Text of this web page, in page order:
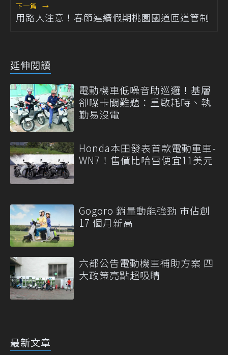
下一篇 →
用路人注意！春節連續假期桃園國道匝道管制
延伸閱讀
電動機車低噪音助巡邏！基層
卻曝卡關難題：重啟耗時、執
勤易沒電
Honda本田發表首款電動重車-
WN7！售價比哈雷便宜11美元
Gogoro 銷量動能強勁 市佔創
17 個月新高
六都公告電動機車補助方案 四
大政策亮點超吸睛
最新文章